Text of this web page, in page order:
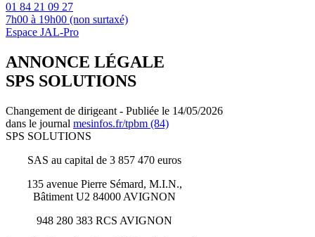
01 84 21 09 27
7h00 à 19h00 (non surtaxé)
Espace JAL-Pro
ANNONCE LÉGALE
SPS SOLUTIONS
Changement de dirigeant - Publiée le 14/05/2026
dans le journal mesinfos.fr/tpbm (84)
SPS SOLUTIONS
SAS au capital de 3 857 470 euros
135 avenue Pierre Sémard, M.I.N.,
Bâtiment U2 84000 AVIGNON
948 280 383 RCS AVIGNON